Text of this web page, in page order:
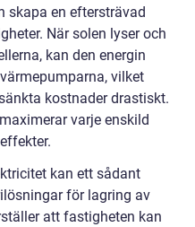
skapa en eftersträvad
När solen lyser och
kan den energin
vilket
kostnader drastiskt.
varje enskild
kan ett sådant
för lagring av
att fastigheten kan